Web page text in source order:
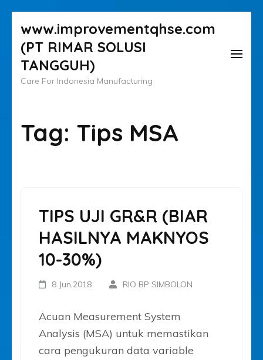
ke
konten
(Tekan
Enter)
www.improvementqhse.com
(PT RIMAR SOLUSI
TANGGUH)
Care For Indonesia Manufacturing
Tag: Tips MSA
TIPS UJI GR&R (BIAR
HASILNYA MAKNYOS
10-30%)
8 Jun,2018 RIO BP SIMBOLON
Acuan Measurement System
Analysis (MSA) untuk memastikan
cara pengukuran data variable